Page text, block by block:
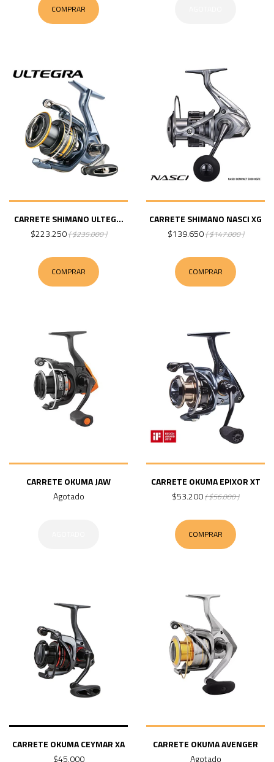
COMPRAR
CARRETE SHIMANO ULTEG...
$223.250( $235.000 )
COMPRAR
CARRETE SHIMANO NASCI XG
$139.650( $147.000 )
COMPRAR
CARRETE OKUMA JAW
Agotado
CARRETE OKUMA EPIXOR XT
$53.200( $56.000 )
COMPRAR
CARRETE OKUMA CEYMAR XA
$45.000
CARRETE OKUMA AVENGER
Agotado